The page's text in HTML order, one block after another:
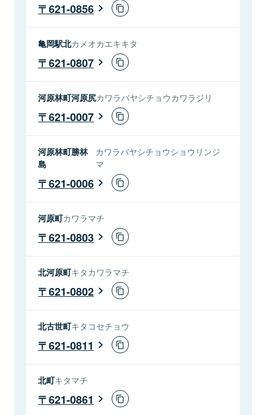
621-0856
亀岡駅北カメオカエキキタ
621-0807
河原林町河原尻カワラバヤシチョウカワラジリ
621-0007
河原林町勝林
島
カワラバヤシチョウショウリンジ
マ
621-0006
河原町カワラマチ
621-0803
北河原町キタカワラマチ
621-0802
北古世町キタコセチョウ
621-0811
北町キタマチ
621-0861